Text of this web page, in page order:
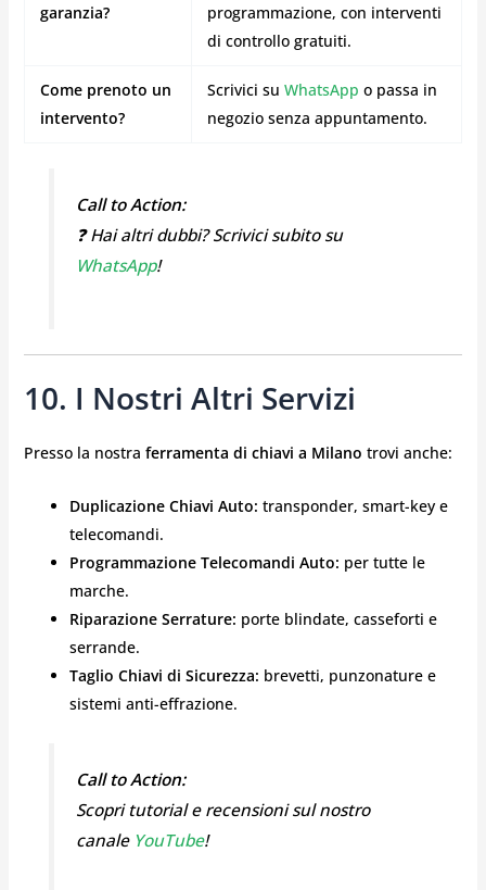
garanzia?
programmazione, con interventi
di controllo gratuiti.
Come prenoto un
intervento?
Scrivici su WhatsApp o passa in
negozio senza appuntamento.
Call to Action:
❓ Hai altri dubbi? Scrivici subito su
WhatsApp!
10. I Nostri Altri Servizi
Presso la nostra ferramenta di chiavi a Milano trovi anche:
Duplicazione Chiavi Auto: transponder, smart-key e
telecomandi.
Programmazione Telecomandi Auto: per tutte le
marche.
Riparazione Serrature: porte blindate, casseforti e
serrande.
Taglio Chiavi di Sicurezza: brevetti, punzonature e
sistemi anti-effrazione.
Call to Action:
Scopri tutorial e recensioni sul nostro
canale YouTube!